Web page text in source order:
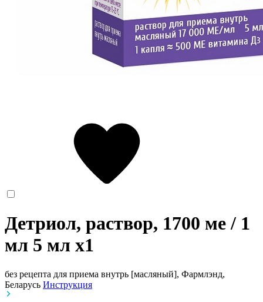
Детриол, раствор, 1700 ме / 1
мл 5 мл x1
без рецепта для приема внутрь [масляный], Фармлэнд,
Беларусь Инструкция